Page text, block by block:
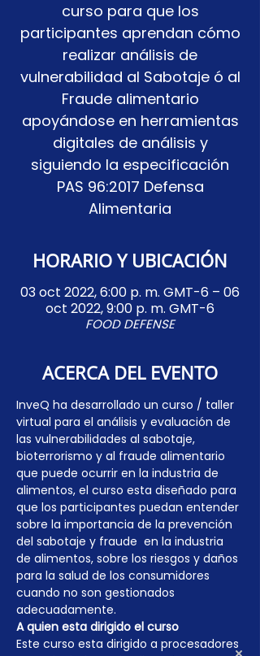
curso para que los
participantes aprendan cómo
realizar análisis de
vulnerabilidad al Sabotaje ó al
Fraude alimentario
apoyándose en herramientas
digitales de análisis y
siguiendo la especificación
PAS 96:2017 Defensa
Alimentaria
HORARIO Y UBICACIÓN
03 oct 2022, 6:00 p. m. GMT-6 – 06
oct 2022, 9:00 p. m. GMT-6
FOOD DEFENSE
ACERCA DEL EVENTO
InveQ ha desarrollado un curso / taller
virtual para el análisis y evaluación de
las vulnerabilidades al sabotaje,
bioterrorismo y al fraude alimentario
que puede ocurrir en la industria de
alimentos, el curso esta diseñado para
que los participantes puedan entender
sobre la importancia de la prevención
del sabotaje y fraude  en la industria
de alimentos, sobre los riesgos y daños
para la salud de los consumidores
cuando no son gestionados
adecuadamente.
A quien esta dirigido el curso
Este curso esta dirigido a procesadores